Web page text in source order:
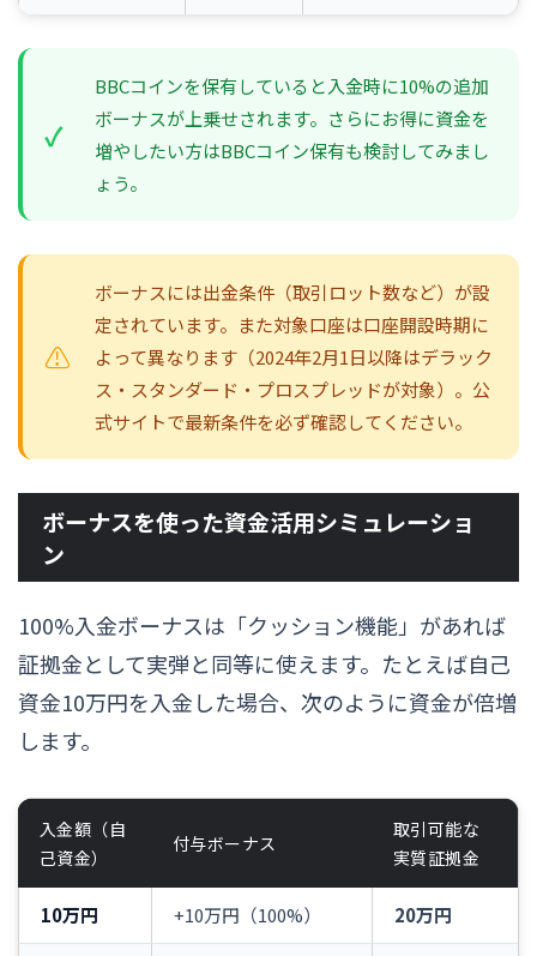
BBCコインを保有していると入金時に10%の追加
ボーナスが上乗せされます。さらにお得に資金を
増やしたい方はBBCコイン保有も検討してみまし
ょう。
ボーナスには出金条件（取引ロット数など）が設
定されています。また対象口座は口座開設時期に
よって異なります（2024年2月1日以降はデラック
ス・スタンダード・プロスプレッドが対象）。公
式サイトで最新条件を必ず確認してください。
ボーナスを使った資金活用シミュレーショ
ン
100%入金ボーナスは「クッション機能」があれば
証拠金として実弾と同等に使えます。たとえば自己
資金10万円を入金した場合、次のように資金が倍増
します。
入金額（自
己資金）
付与ボーナス
取引可能な
実質証拠金
10万円 +10万円（100%） 20万円